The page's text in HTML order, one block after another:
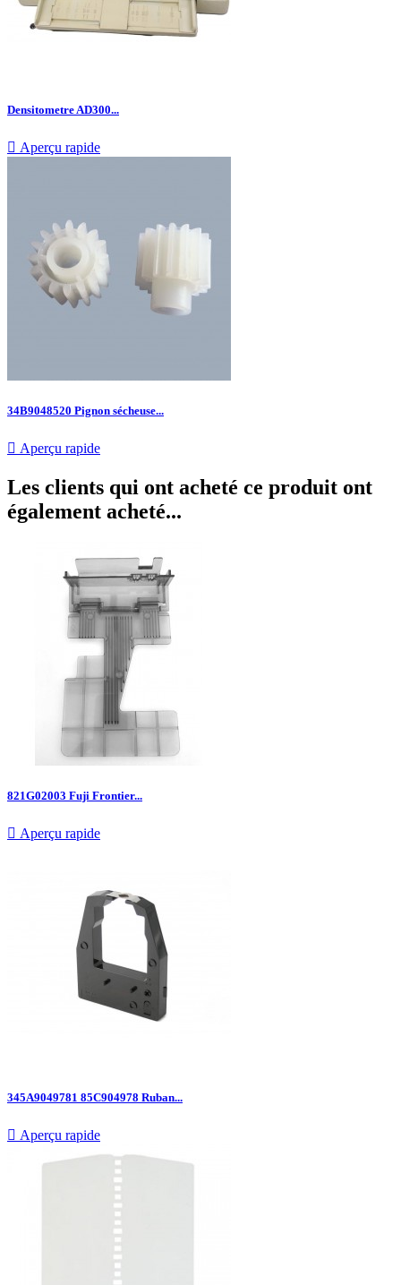
Densitometre AD300...
 Aperçu rapide
34B9048520 Pignon sécheuse...
 Aperçu rapide
Les clients qui ont acheté ce produit ont
également acheté...
821G02003 Fuji Frontier...
 Aperçu rapide
345A9049781 85C904978 Ruban...
 Aperçu rapide